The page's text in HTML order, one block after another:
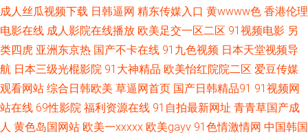
区 超碰诱惑 91资源超碰总站 91九色蝌蚪熟女露脸 91麻豆萝莉熟女 91次元
网页人口 影音先峰va资源 午夜成人黑料福利 性爱欧美第一页 日韩另类三区
欧美性爱亚洲 精品久久aⅴ九九久久 狠狠操最新地址 国产理伦 超碰在线91人
人 91视频在线观看网 91香蕉好先生App 91起操 91白丝袜 51极品视频 婷婷
成人丝瓜视频下载 日韩逼网 精东传媒入口 黄wwww色 香港伦理
电影在线 成人影院在线播放 欧美足交一区二区 91视频电影 另
类四虎 亚洲东京热 国产不卡在线 91九色视频 日本天堂视频导
航 日本三级光棍影院 91大神精品 欧美怡红院院二区 爱豆传媒
观看网站 综合日韩欧美 草逼网首页 国产日韩精品91 91视频网
站在线 69性影院 福利资源在线 91自拍最新网址 青青草国产成
人 黄色岛国网站 欧美一xxxxx 欧美gayv 91色情激情网 中国韩国